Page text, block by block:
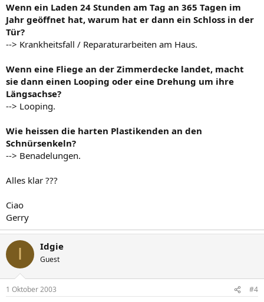
Wenn ein Laden 24 Stunden am Tag an 365 Tagen im
Jahr geöffnet hat, warum hat er dann ein Schloss in der
Tür?
--> Krankheitsfall / Reparaturarbeiten am Haus.
Wenn eine Fliege an der Zimmerdecke landet, macht
sie dann einen Looping oder eine Drehung um ihre
Längsachse?
--> Looping.
Wie heissen die harten Plastikenden an den
Schnürsenkeln?
--> Benadelungen.
Alles klar ???
Ciao
Gerry
I Idgie
Guest
1 Oktober 2003 #4